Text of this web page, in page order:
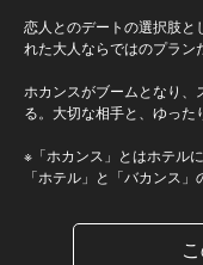
恋人とのデートの選択肢と
れた大人ならではのプラン
ホカンスがブームとなり、
る。大切な相手と、ゆった
※「ホカンス」とはホテル
「ホテル」と「バカンス」